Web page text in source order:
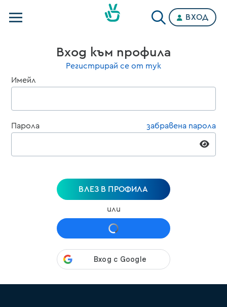
Категории
ВХОД
Вход към профила
Регистрирай се от тук
Имейл
Парола забравена парола
ВЛЕЗ В ПРОФИЛА
или